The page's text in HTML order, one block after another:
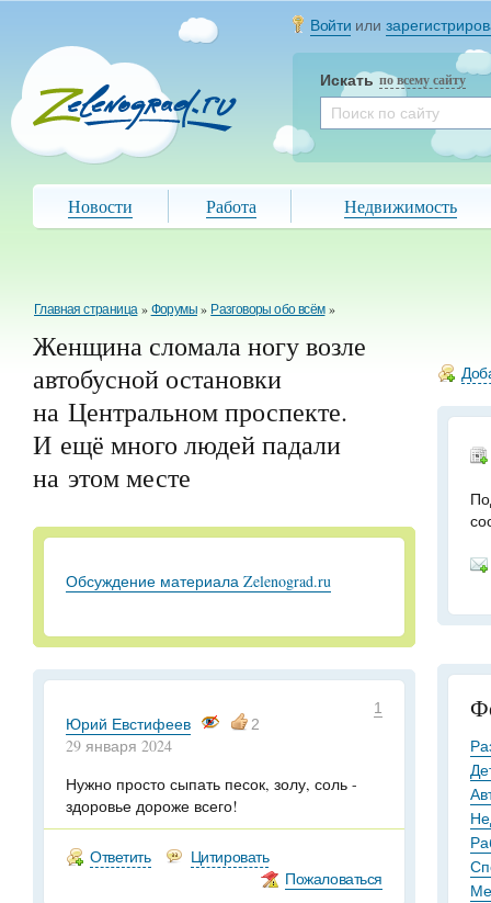
Войти или
Искать по всему сайту
Новости Работа Недвижимость
Главная страница »Форумы» Разговоры обо всём »
Женщина сломала ногу возле
автобусной остановки
на Центральном проспекте.
И ещё много людей падали
на этом месте
Обсуждение материала Zelenograd.ru
1
Юрий Евстифеев 2
29 января 2024
Нужно просто сыпать песок, золу, соль -
здоровье дороже всего!
Ответить
Цитировать
Пожаловаться